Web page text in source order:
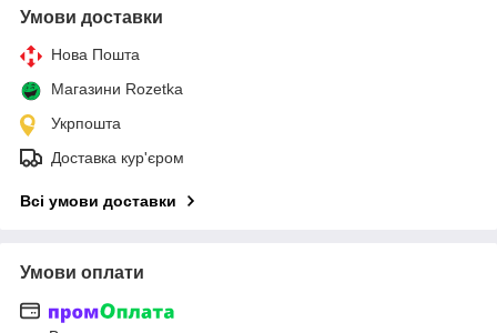
Умови доставки
Нова Пошта
Магазини Rozetka
Укрпошта
Доставка кур'єром
Всі умови доставки
Умови оплати